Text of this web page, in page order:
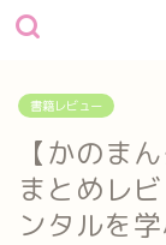
書籍レビュー
【かのま
まとめレ
ンタルを学